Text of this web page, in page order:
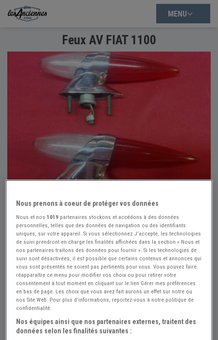
MENU
Feux AV FIAT 1100
Réf : A601243 Actualisée le : 23/07/2026
Feux AV FIAT 1100
Créer une alerte Pièces FIAT 1100
Italie
Nous prenons à coeur de protéger vos données
Nous et nos1019 partenaires stockons et accédons à des données
personnelles, telles que des données de navigation ou des identifiants
uniques, sur votre appareil. Si vous sélectionnez J'accepte, les technologies
de suivi prendront en charge les finalités affichées dans la section « Nous et
nos partenaires traitons des données pour fournir ». Si les technologies de
suivi sont désactivées, il est possible que certains contenus et annonces qui
vous sont présentés ne soient pas pertinents pour vous. Vous pouvez faire
réapparaître ce menu pour modifier vos choix ou pour retirer votre
consentement à tout moment en cliquant sur le lien Gérer mes préférences
en bas de page. Les choix que vous avez fait aurons un effet sur notre ou
nos Site Web. Pour plus d’informations, reportez-vous à notre politique de
confidentialité.
Nos équipes ainsi que nos partenaires externes, traitent des
données selon les finalités suivantes :